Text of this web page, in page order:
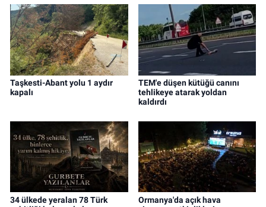
Taşkesti-Abant yolu 1 aydır
kapalı
TEM'e düşen kütüğü canını
tehlikeye atarak yoldan
kaldırdı
34 ülkede yeralan 78 Türk
Ormanya'da açık hava